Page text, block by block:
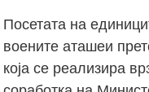
Посетата на
воените аташеи
која се реализира